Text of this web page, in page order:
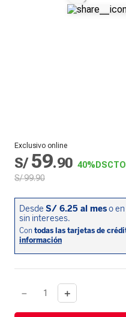
Exclusivo online
S/ 59.90 40% DSCTO
S/99.90
＋
－